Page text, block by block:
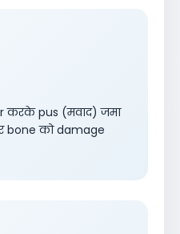
करके pus (मवाद) जमा
bone को damage